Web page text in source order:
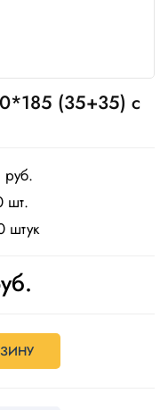
(35+35) с
шт.
штук